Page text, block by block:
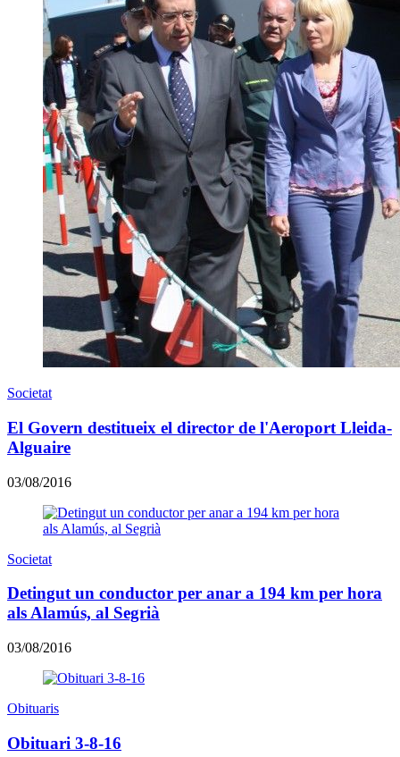
Societat
El Govern destitueix el director de l'Aeroport Lleida-
Alguaire
03/08/2016
Societat
Detingut un conductor per anar a 194 km per hora
als Alamús, al Segrià
03/08/2016
Obituaris
Obituari 3-8-16